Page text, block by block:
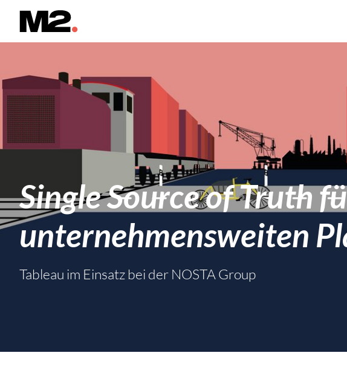
Single Source of Truth
unternehmensweiten
Tableau im Einsatz bei der NOSTA Group